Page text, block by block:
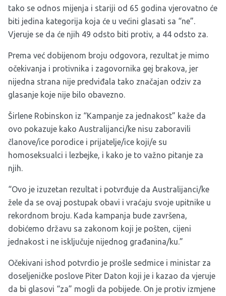
tako se odnos mijenja i stariji od 65 godina vjerovatno će
biti jedina kategorija koja će u većini glasati sa “ne”.
Vjeruje se da će njih 49 odsto biti protiv, a 44 odsto za.
Prema već dobijenom broju odgovora, rezultat je mimo
očekivanja i protivnika i zagovornika gej brakova, jer
nijedna strana nije predviđala tako značajan odziv za
glasanje koje nije bilo obavezno.
Širlene Robinskon iz “Kampanje za jednakost” kaže da
ovo pokazuje kako Australijanci/ke nisu zaboravili
članove/ice porodice i prijatelje/ice koji/e su
homoseksualci i lezbejke, i kako je to važno pitanje za
njih.
“Ovo je izuzetan rezultat i potvrđuje da Australijanci/ke
žele da se ovaj postupak obavi i vraćaju svoje upitnike u
rekordnom broju. Kada kampanja bude završena,
dobićemo državu sa zakonom koji je pošten, cijeni
jednakost i ne isključuje nijednog građanina/ku.”
Očekivani ishod potvrdio je prošle sedmice i ministar za
doseljeničke poslove Piter Daton koji je i kazao da vjeruje
da bi glasovi “za” mogli da pobijede. On je protiv izmjene